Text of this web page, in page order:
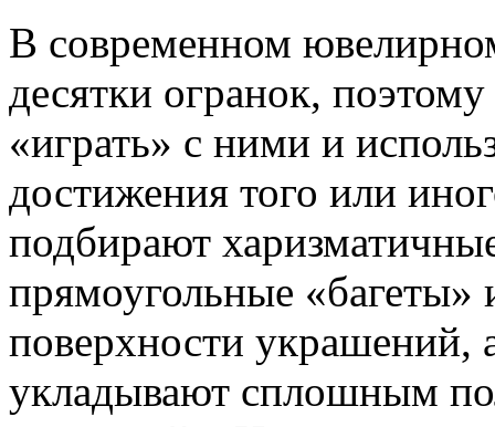
В современном
десятки огранок,
«играть» с ними и
достижения того или
подбирают
прямоугольные «багеты»
поверхности украшений,
укладывают сплошным